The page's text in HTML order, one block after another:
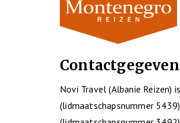
Novi Travel (Albanie Reizen)
(lidmaatschapsnummer